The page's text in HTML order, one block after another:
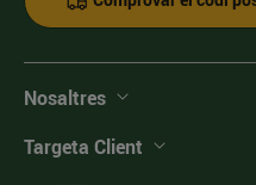
Nosaltres
Targeta Client